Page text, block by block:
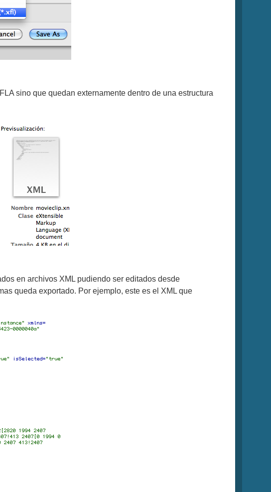
sino que quedan externamente dentro de una estructura
en archivos XML pudiendo ser editados desde
queda exportado. Por ejemplo, este es el XML que